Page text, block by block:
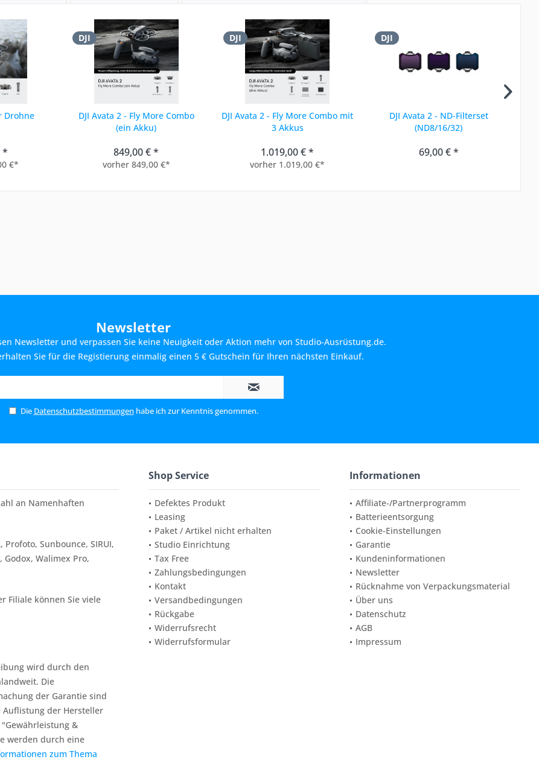
Drohne
*
€*
DJI
DJI Avata 2 - Fly More Combo
(ein Akku)
849,00 € *
vorher 849,00 €*
DJI
DJI Avata 2 - Fly More Combo mit
3 Akkus
1.019,00 € *
vorher 1.019,00 €*
DJI
DJI Avata 2 - ND-Filterset
(ND8/16/32)
69,00 € *
Newsletter
Newsletter und verpassen Sie keine Neuigkeit oder Aktion mehr von Studio-Ausrüstung.de.
Sie für die Registierung einmalig einen 5 € Gutschein für Ihren nächsten Einkauf.
Die Datenschutzbestimmungen habe ich zur Kenntnis genommen.
an Namenhaften
Profoto, Sunbounce, SIRUI,
Godox, Walimex Pro,
Filiale können Sie viele
wird durch den
Die
der Garantie sind
der Hersteller
&
werden durch eine
zum Thema
Shop Service
Defektes Produkt
Leasing
Paket / Artikel nicht erhalten
Studio Einrichtung
Tax Free
Zahlungsbedingungen
Kontakt
Versandbedingungen
Rückgabe
Widerrufsrecht
Widerrufsformular
Informationen
Affiliate-/Partnerprogramm
Batterieentsorgung
Cookie-Einstellungen
Garantie
Kundeninformationen
Newsletter
Rücknahme von Verpackungsmaterial
Über uns
Datenschutz
AGB
Impressum